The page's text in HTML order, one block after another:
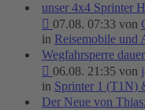
unser 4x4 Sprinter
07.08. 07:33 von
in Reisemobile und
Wegfahrsperre
06.08. 21:35 von
in Sprinter 1 (T1N)
Der Neue von